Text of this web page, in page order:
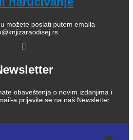
možete poslati putem emaila
obaveštenja o novim izdanjima i
a prijavite se na naš Newsletter